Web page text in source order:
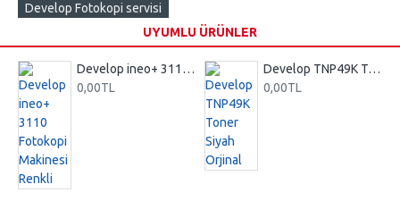
Develop Fotokopi servisi
UYUMLU ÜRÜNLER
Develop ineo+ 3110 Fotokopi Makinesi Renkli
0,00TL
Develop TNP49K Toner Siyah Orjinal
0,00TL